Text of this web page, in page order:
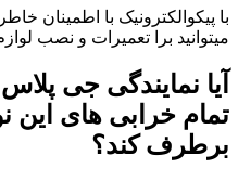
با پیکوالکترونیک با اطمینان
میتوانید برا تعمیرات و نصب
آیا نمایندگی جی
تمام خرابی های این
برطرف کند؟